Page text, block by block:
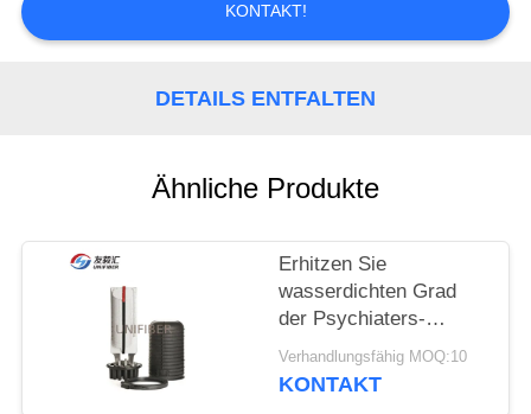
NACHRICHTEN
FORDERN
SITEMAP
PRIVACY
KONTAKT!
DETAILS ENTFALTEN
Ähnliche Produkte
Erhitzen Sie
wasserdichten Grad
der Psychiaters-
Hauben-Faser-
Optikspleiß-
Verhandlungsfähig MOQ:10
KONTAKT